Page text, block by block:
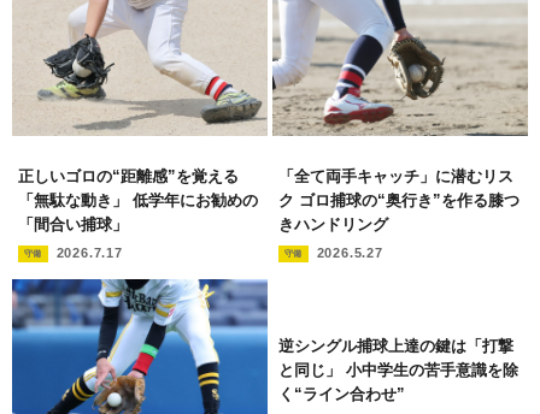
正しいゴロの“距離感”を覚える
「無駄な動き」 低学年にお勧めの
「間合い捕球」
守備 2026.7.17
「全て両手キャッチ」に潜むリス
ク ゴロ捕球の“奥行き”を作る膝つ
きハンドリング
守備 2026.5.27
逆シングル捕球上達の鍵は「打撃
と同じ」 小中学生の苦手意識を除
く“ライン合わせ”